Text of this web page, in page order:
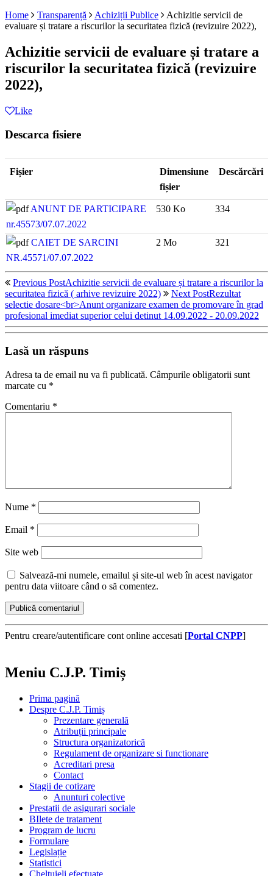
Home
Transparență Achiziții Publice
Achizitie servicii de
evaluare și tratare a riscurilor la securitatea fizică (revizuire 2022),
Achizitie servicii de evaluare și tratare a
riscurilor la securitatea fizică (revizuire
2022),
Like
Descarca fisiere
Fișier
Dimensiune
fișier
Descărcări
ANUNT DE PARTICIPARE
nr.45573/07.07.2022
530 Ko 334
CAIET DE SARCINI
NR.45571/07.07.2022
2 Mo 321
Previous PostAchizitie servicii de evaluare și tratare a riscurilor la
securitatea fizică ( arhive revizuire 2022)
Next PostRezultat
selectie dosare<br>Anunt organizare examen de promovare în grad
profesional imediat superior celui detinut 14.09.2022 - 20.09.2022
Lasă un răspuns
Adresa ta de email nu va fi publicată. Câmpurile obligatorii sunt
marcate cu *
Comentariu *
Nume *
Email *
Site web
Salvează-mi numele, emailul și site-ul web în acest navigator
pentru data viitoare când o să comentez.
Pentru creare/autentificare cont online accesati [Portal CNPP]
Meniu C.J.P. Timiș
Prima pagină
Despre C.J.P. Timiș
Prezentare generală
Atribuții principale
Structura organizatorică
Regulament de organizare si functionare
Acreditari presa
Contact
Stagii de cotizare
Anunturi colective
Prestatii de asigurari sociale
BIlete de tratament
Program de lucru
Formulare
Legislație
Statistici
Cheltuieli efectuate